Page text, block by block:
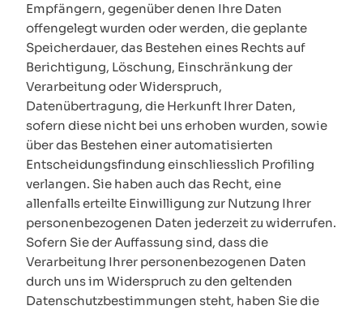
Empfängern, gegenüber denen Ihre Daten
offengelegt wurden oder werden, die geplante
Speicherdauer, das Bestehen eines Rechts auf
Berichtigung, Löschung, Einschränkung der
Verarbeitung oder Widerspruch,
Datenübertragung, die Herkunft Ihrer Daten,
sofern diese nicht bei uns erhoben wurden, sowie
über das Bestehen einer automatisierten
Entscheidungsfindung einschliesslich Profiling
verlangen. Sie haben auch das Recht, eine
allenfalls erteilte Einwilligung zur Nutzung Ihrer
personenbezogenen Daten jederzeit zu widerrufen.
Sofern Sie der Auffassung sind, dass die
Verarbeitung Ihrer personenbezogenen Daten
durch uns im Widerspruch zu den geltenden
Datenschutzbestimmungen steht, haben Sie die